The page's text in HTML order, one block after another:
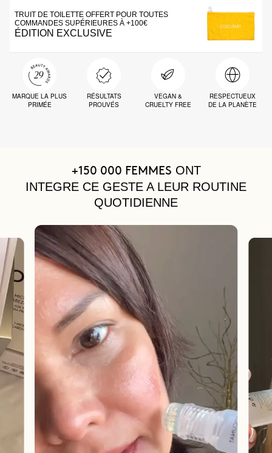
TRUIT DE TOILETTE OFFERT POUR TOUTES
COMMANDES SUPÉRIEURES À +100€
ÉDITION EXCLUSIVE
MARQUE LA PLUS
PRIMÉE
RÉSULTATS
PROUVÉS
VEGAN &
CRUELTY FREE
RESPECTUEUX
DE LA PLANÈTE
+150 000 FEMMES ONT
INTEGRE CE GESTE A LEUR ROUTINE
QUOTIDIENNE